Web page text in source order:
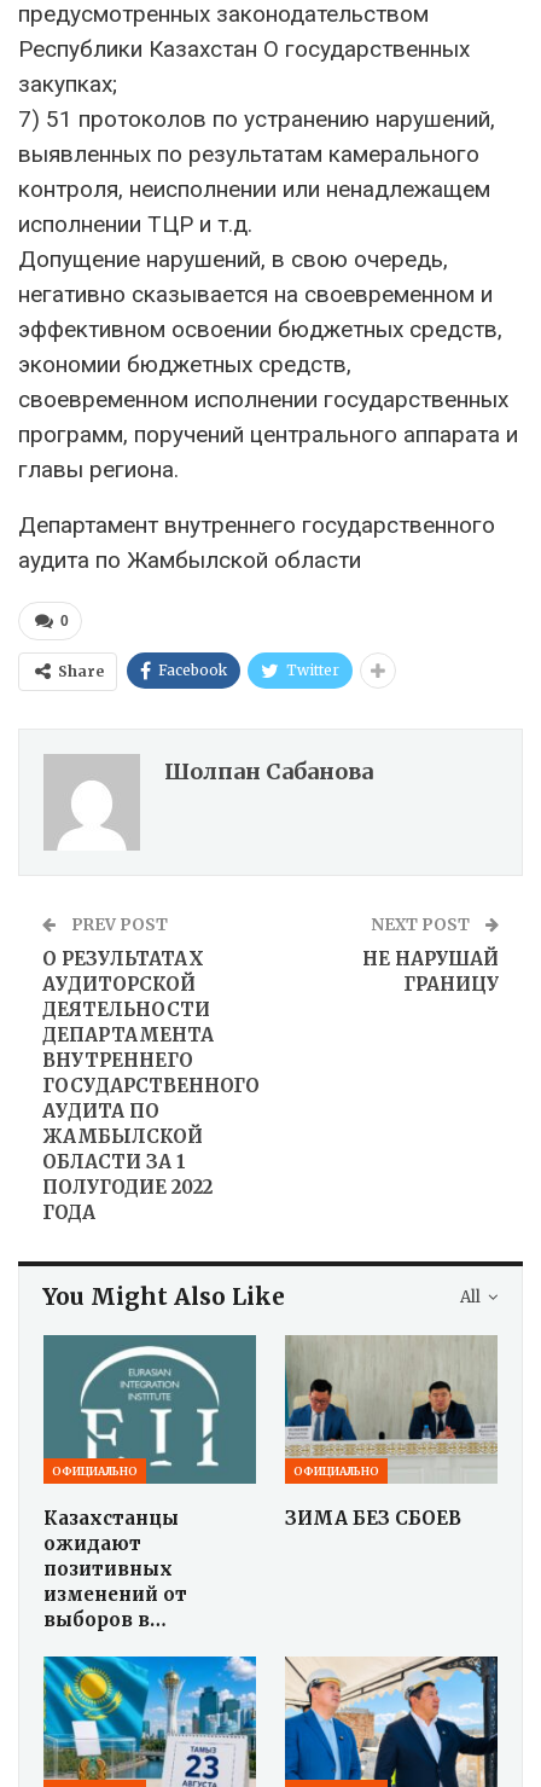
предусмотренных законодательством
Республики Казахстан О государственных
закупках;
7) 51 протоколов по устранению нарушений,
выявленных по результатам камерального
контроля, неисполнении или ненадлежащем
исполнении ТЦР и т.д.
Допущение нарушений, в свою очередь,
негативно сказывается на своевременном и
эффективном освоении бюджетных средств,
экономии бюджетных средств,
своевременном исполнении государственных
программ, поручений центрального аппарата и
главы региона.
Департамент внутреннего государственного
аудита по Жамбылской области
0
Share Facebook Twitter
Шолпан Сабанова
PREV POST
О РЕЗУЛЬТАТАХ
АУДИТОРСКОЙ
ДЕЯТЕЛЬНОСТИ
ДЕПАРТАМЕНТА
ВНУТРЕННЕГО
ГОСУДАРСТВЕННОГО
АУДИТА ПО
ЖАМБЫЛСКОЙ
ОБЛАСТИ ЗА 1
ПОЛУГОДИЕ 2022
ГОДА
NEXT POST
НЕ НАРУШАЙ
ГРАНИЦУ
All
You Might Also Like
ОФИЦИАЛЬНО
Казахстанцы
ожидают
позитивных
изменений от
выборов в…
ОФИЦИАЛЬНО
ЗИМА БЕЗ СБОЕВ